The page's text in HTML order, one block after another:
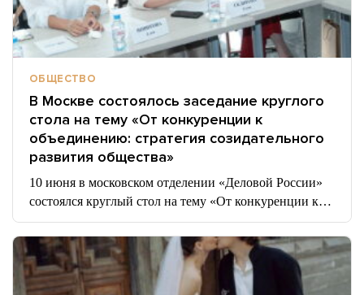
ОБЩЕСТВО
В Москве состоялось заседание круглого
стола на тему «От конкуренции к
объединению: стратегия созидательного
развития общества»
10 июня в московском отделении «Деловой России»
состоялся круглый стол на тему «От конкуренции к…